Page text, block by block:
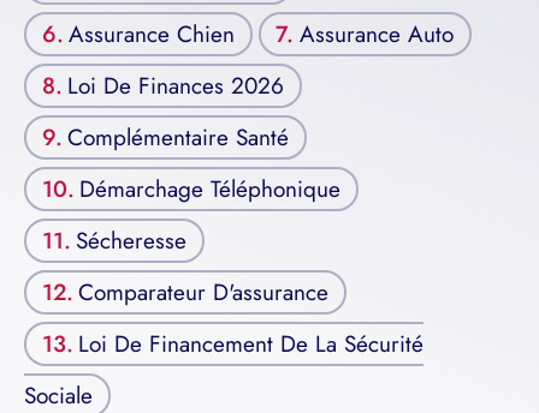
Assurance Chien
Assurance Auto
Loi De Finances 2026
Complémentaire Santé
Démarchage Téléphonique
Sécheresse
Comparateur D'assurance
Loi De Financement De La Sécurité
Sociale